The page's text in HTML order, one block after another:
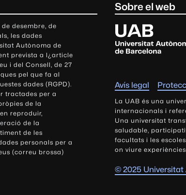
desembre, de
les dades
Autònoma de
prevista a l¿article
i del Consell, de 27
pel que fa al
dades (RGPD).
tractades per a
de la
reproduir,
de la
de les
personals per a
(correu brossa)
Sobre el web
U
n
i
s
i
t
a
t
A
u
t
ò
Avís legal
La UAB és una
internacionals i
Una universitat
saludable,
facultats i les
on viure
© 2025